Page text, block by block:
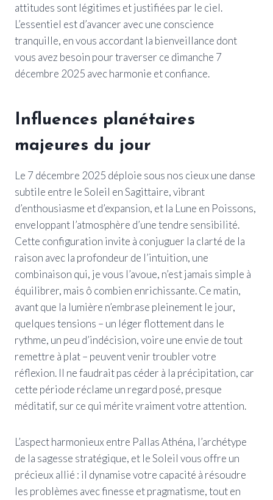
attitudes sont légitimes et justifiées par le ciel.
L’essentiel est d’avancer avec une conscience
tranquille, en vous accordant la bienveillance dont
vous avez besoin pour traverser ce dimanche 7
décembre 2025 avec harmonie et confiance.
Influences planétaires
majeures du jour
Le 7 décembre 2025 déploie sous nos cieux une danse
subtile entre le Soleil en Sagittaire, vibrant
d’enthousiasme et d’expansion, et la Lune en Poissons,
enveloppant l’atmosphère d’une tendre sensibilité.
Cette configuration invite à conjuguer la clarté de la
raison avec la profondeur de l’intuition, une
combinaison qui, je vous l’avoue, n’est jamais simple à
équilibrer, mais ô combien enrichissante. Ce matin,
avant que la lumière n’embrase pleinement le jour,
quelques tensions – un léger flottement dans le
rythme, un peu d’indécision, voire une envie de tout
remettre à plat – peuvent venir troubler votre
réflexion. Il ne faudrait pas céder à la précipitation, car
cette période réclame un regard posé, presque
méditatif, sur ce qui mérite vraiment votre attention.
L’aspect harmonieux entre Pallas Athéna, l’archétype
de la sagesse stratégique, et le Soleil vous offre un
précieux allié : il dynamise votre capacité à résoudre
les problèmes avec finesse et pragmatisme, tout en